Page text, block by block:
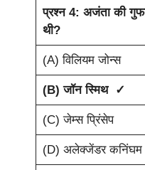
प्रश्न 4: अजंता की
थी?
(A) विलियम जोन्स
(B) जॉन स्मिथ ✓
(C) जेम्स प्रिंसेप
(D) अलेक्जेंडर कनिंघम